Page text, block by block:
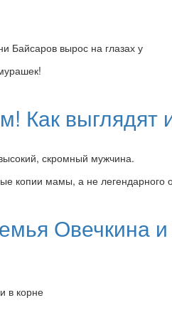
Байсаров вырос на глазах у
Как выглядят
скромный мужчина.
в корне